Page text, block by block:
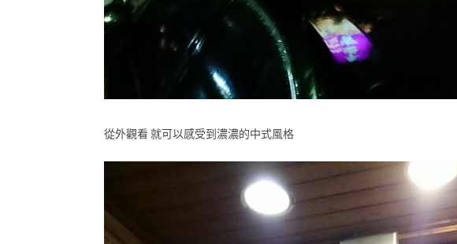
從外觀看 就可以感受到濃濃的中式風格